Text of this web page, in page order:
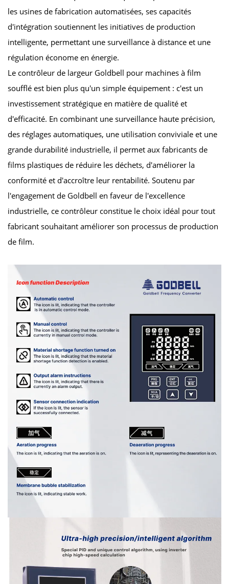
les usines de fabrication automatisées, ses capacités
d'intégration soutiennent les initiatives de production
intelligente, permettant une surveillance à distance et une
régulation économe en énergie.
Le contrôleur de largeur Goldbell pour machines à film
soufflé est bien plus qu'un simple équipement : c'est un
investissement stratégique en matière de qualité et
d'efficacité. En combinant une surveillance haute précision,
des réglages automatiques, une utilisation conviviale et une
grande durabilité industrielle, il permet aux fabricants de
films plastiques de réduire les déchets, d'améliorer la
conformité et d'accroître leur rentabilité. Soutenu par
l'engagement de Goldbell en faveur de l'excellence
industrielle, ce contrôleur constitue le choix idéal pour tout
fabricant souhaitant améliorer son processus de production
de film.